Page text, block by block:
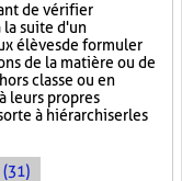
de vérifier
la suite d'un
élèves de formuler
de la matière ou de
classe ou en
leurs propres
à hiérarchiser les